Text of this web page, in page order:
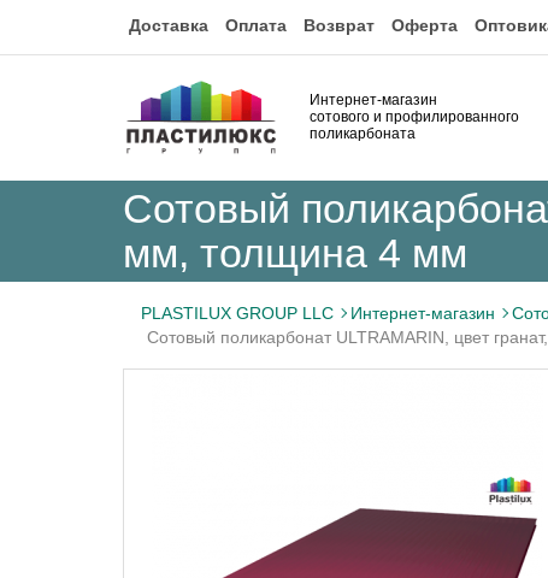
Доставка Оплата Возврат Оферта
Интернет-магазин
сотового и профилированного
поликарбоната
Сотовый
мм, толщина 4 мм
PLASTILUX GROUP LLC Интернет-магазин
Сотовый поликарбонат ULTRAMARIN, цвет